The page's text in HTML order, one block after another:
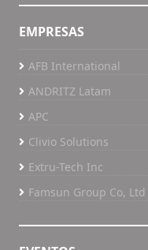
EMPRESAS
AFB International
ANDRITZ Latam
APC
Clivio Solutions
Extru-Tech Inc
Famsun Group Co, Ltd